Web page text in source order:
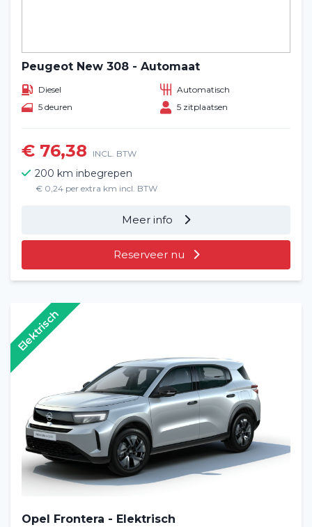
Peugeot New 308 - Automaat
Diesel
Automatisch
5 deuren
5 zitplaatsen
€ 76,38 INCL. BTW
200 km inbegrepen
€ 0,24 per extra km incl. BTW
Meer info
Reserveer nu
Opel Frontera - Elektrisch
Elektrisch